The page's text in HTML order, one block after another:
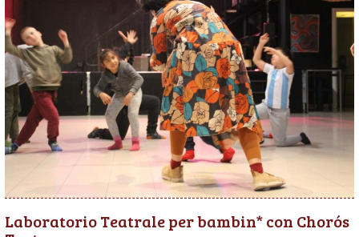
Laboratorio Teatrale per bambin* con Chorós